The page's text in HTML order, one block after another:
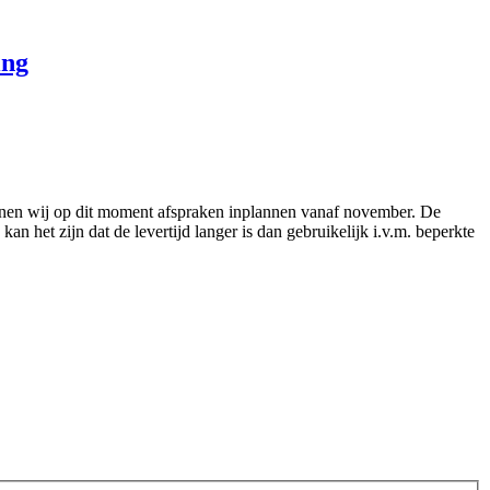
wij op dit moment afspraken inplannen vanaf november. De
het zijn dat de levertijd langer is dan gebruikelijk i.v.m. beperkte